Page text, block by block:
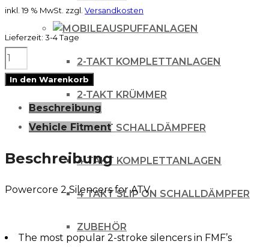
AUSPUFFANLAGEN
2-TAKT KOMPLETTANLAGEN
2-TAKT KRÜMMER
2-TAKT SCHALLDÄMPFER
4 TAKT KOMPLETTANLAGEN
4 TAKT SLIP ON SCHALLDÄMPFER
ZUBEHÖR
inkl. 19 % MwSt. zzgl. Versandkosten
Lieferzeit: 3-4 Tage
FMF
POWERCORE
SCHALLDÄMPFER
KAWASAKI/SUZUKI
LT/KFX80
In den Warenkorb
Beschreibung
Vehicle Fitment
Beschreibung
Powercore 2 Silencers for ATV
The most popular 2-stroke silencers in FMF’s